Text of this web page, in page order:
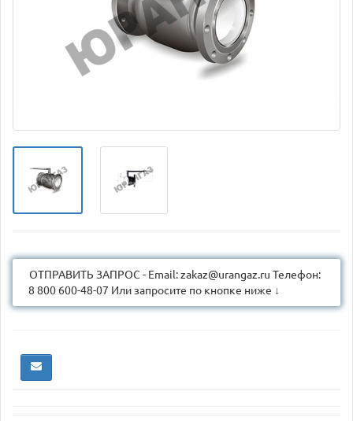
ОТПРАВИТЬ ЗАПРОС - Email: zakaz@urangaz.ru Телефон:
8 800 600-48-07 Или запросите по кнопке ниже ↓